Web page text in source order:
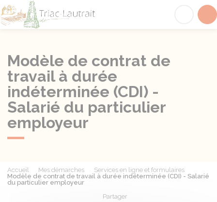
Modèle de contrat de
travail à durée
indéterminée (CDI) -
Salarié du particulier
employeur
Accueil Mes démarches
Services en ligne et formulaires
Modèle de contrat de travail à durée indéterminée (CDI) - Salarié
du particulier employeur
Partager